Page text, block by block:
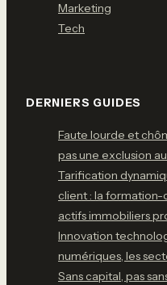
Marketing
Tech
DERNIERS GUIDES
Faute lourde et
pas une exclusion
Tarification
client : la
actifs immobiliers
Innovation
numériques, les
Sans capital, pas